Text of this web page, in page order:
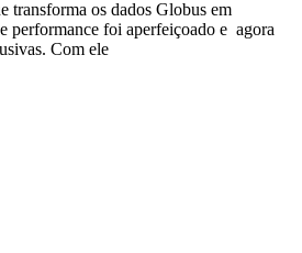
transforma os dados Globus em
performance foi aperfeiçoado e agora
Com ele